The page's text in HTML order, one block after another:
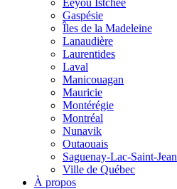
Eeyou Istchee
Gaspésie
Îles de la Madeleine
Lanaudière
Laurentides
Laval
Manicouagan
Mauricie
Montérégie
Montréal
Nunavik
Outaouais
Saguenay-Lac-Saint-Jean
Ville de Québec
À propos